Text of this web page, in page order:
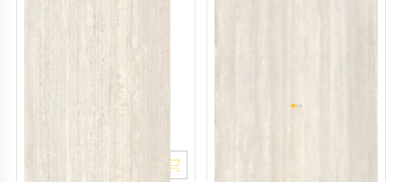
Керамогранит Panaria
Perpetual 60х120 Nat,
Travertino Ivory Edge, 9 мм
180 BYN/м